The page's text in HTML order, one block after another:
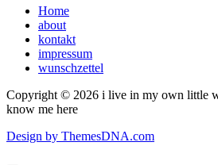
Home
about
kontakt
impressum
wunschzettel
Copyright © 2026 i live in my own little
know me here
Design by ThemesDNA.com